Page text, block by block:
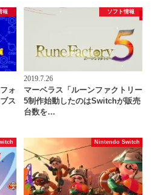
報
ォ
ス
ソフト情報
2019.7.26
マーベラス「ルーンファクトリー
5制作始動したのはSwitchが販売
台数を…
Nintendo Switch